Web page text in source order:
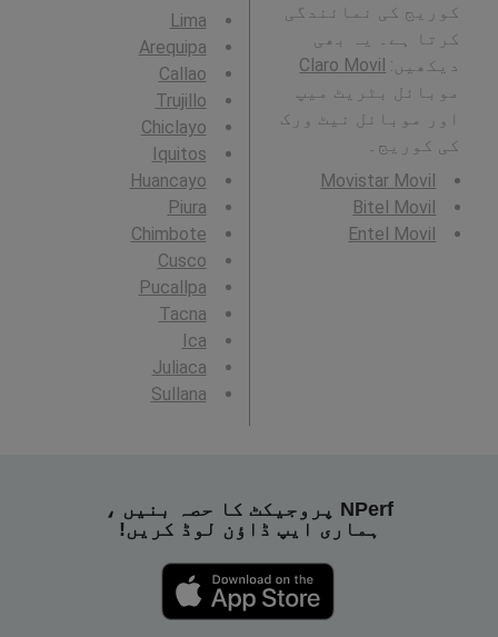
کوریج کی نمائندگی
کرتا ہے۔ یہ بھی
دیکھیں: Claro Movil
موبائل بٹریٹ میپ
اور موبائل نیٹ ورک
کی کوریج۔
Movistar Movil
Bitel Movil
Entel Movil
Lima
Arequipa
Callao
Trujillo
Chiclayo
Iquitos
Huancayo
Piura
Chimbote
Cusco
Pucallpa
Tacna
Ica
Juliaca
Sullana
NPerf پروجیکٹ کا حصہ بنیں ،
ہماری ایپ ڈاؤن لوڈ کریں!